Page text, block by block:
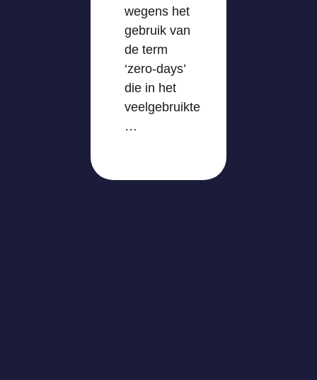
wegens het
gebruik van
de term
‘zero-days’
die in het
veelgebruikte
…